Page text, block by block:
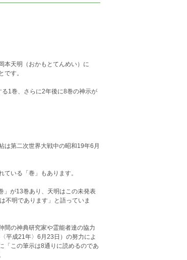
本天明（おかもとてんめい）に
です。
1巻、さらに2年後に8巻の神示が
第二次世界大戦中の昭和19年6月
いる「巻」もあります。
」が13巻あり、天明はこの未発表
不明であります」と語っていま
間の神典研究家や霊能者達の協力
平成21年〉6月23日）の努力によ
「この筆示は8通りに読めるのであ